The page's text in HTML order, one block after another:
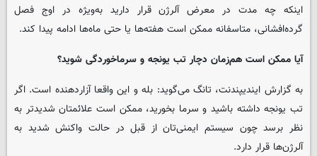
اینکه چه مدت در معرض آلرژن قرار دارید به‌ویژه در اوج فصل
گرده‌افشانی، متاسفانه ممکن است هفته‌ها یا حتی ماه‌ها ادامه پیدا کند.
آیا ممکن است هم‌زمان دچار تب یونجه و سرماخوردگی شوید؟
به گزارش ایندیپندنت، تانگ می‌گوید: بله و این واقعا آزاردهنده است. اگر
تب یونجه داشته باشید و سرما بخورید، ممکن است علائمتان شدیدتر به
نظر برسد چون سیستم ایمنی‌تان از قبل در حالت واکنش شدید به
آلرژن‌ها قرار دارد.